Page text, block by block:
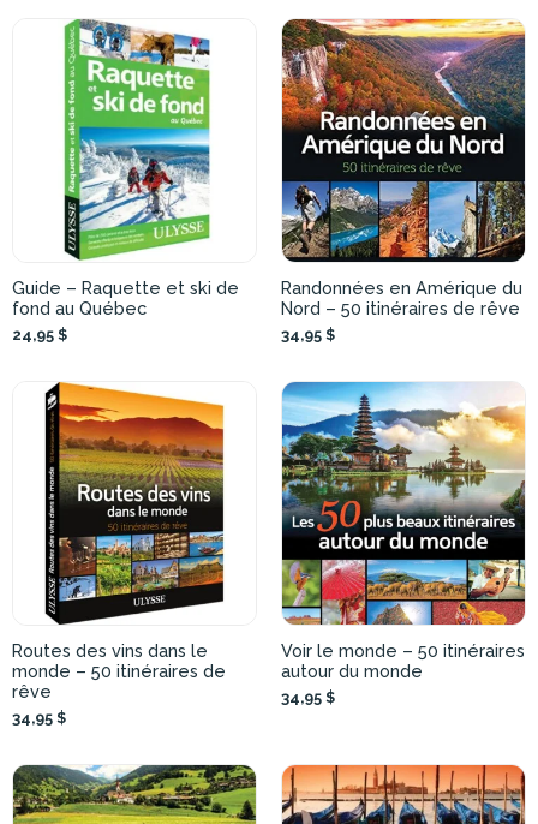
Guide – Raquette et ski de
fond au Québec
24,95 $
Randonnées en Amérique du
Nord – 50 itinéraires de rêve
34,95 $
Routes des vins dans le
monde – 50 itinéraires de
rêve
34,95 $
Voir le monde – 50 itinéraires
autour du monde
34,95 $